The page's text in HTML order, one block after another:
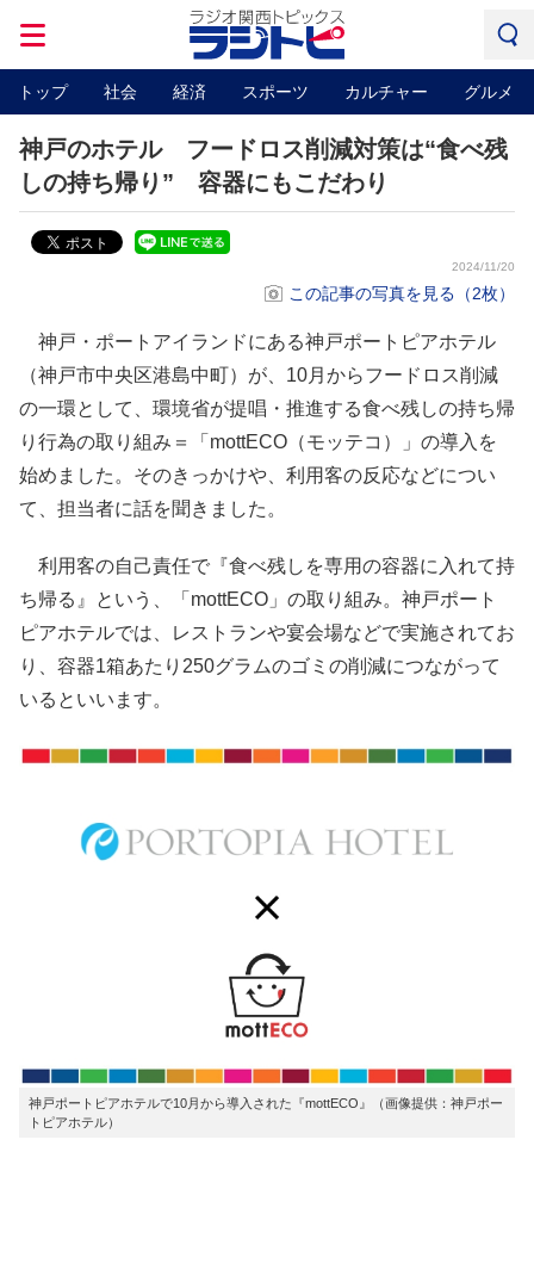
トップ 社会 経済 スポーツ カルチャー グルメ
神戸のホテル フードロス削減対策は“食べ残
しの持ち帰り” 容器にもこだわり
2024/11/20
この記事の写真を見る（2枚）
神戸・ポートアイランドにある神戸ポートピアホテル
（神戸市中央区港島中町）が、10月からフードロス削減
の一環として、環境省が提唱・推進する食べ残しの持ち帰
り行為の取り組み＝「mottECO（モッテコ）」の導入を
始めました。そのきっかけや、利用客の反応などについ
て、担当者に話を聞きました。
利用客の自己責任で『食べ残しを専用の容器に入れて持
ち帰る』という、「mottECO」の取り組み。神戸ポート
ピアホテルでは、レストランや宴会場などで実施されてお
り、容器1箱あたり250グラムのゴミの削減につながって
いるといいます。
神戸ポートピアホテルで10月から導入された『mottECO』（画像提供：神戸ポー
トピアホテル）